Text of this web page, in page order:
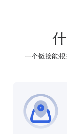
一个链接能